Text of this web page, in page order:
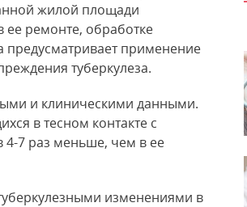
жилой площади
ремонте, обработке
предусматривает применение
туберкулеза.
и клиническими данными.
в тесном контакте с
4-7 раз меньше, чем в ее
изменениями в